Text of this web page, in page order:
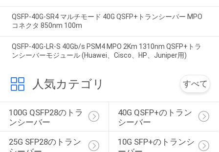
QSFP-40G-SR4 マルチモード 40G QSFP+トランシーバー MPO
コネクタ 850nm 100m
QSFP-40G-LR-S 40Gb/s PSM4 MPO 2Km 1310nm QSFP+トラ
ンシーバーモジュール (Huawei、Cisco、HP、Juniper用)
人気カテゴリ すべて
100G QSFP28のトラ
ンシーバー
40G QSFP+のトラン
シーバー
25G SFP28のトラン
10G SFP+のトランシ